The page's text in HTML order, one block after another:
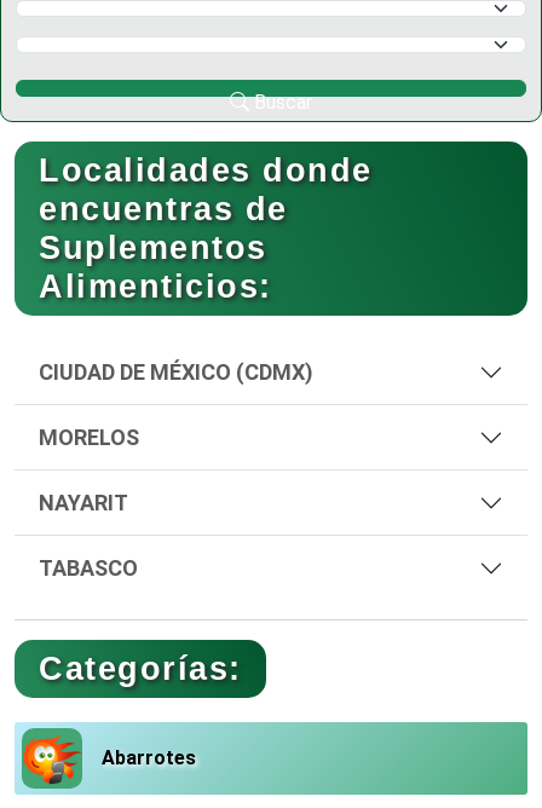
Selecciona un Estado
Selecciona un Municipio
Buscar
Localidades donde
encuentras de
Suplementos
Alimenticios:
CIUDAD DE MÉXICO (CDMX)
MORELOS
NAYARIT
TABASCO
Categorías:
Abarrotes